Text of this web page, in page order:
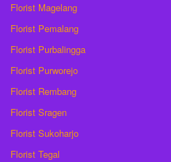
Florist Magelang
Florist Pemalang
Florist Purbalingga
Florist Purworejo
Florist Rembang
Florist Sragen
Florist Sukoharjo
Florist Tegal